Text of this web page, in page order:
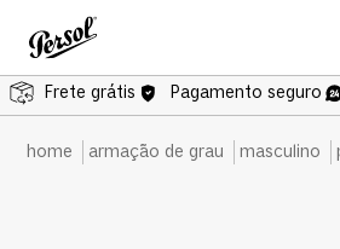
Frete grátis Pagamento seguro
armação de grau masculino